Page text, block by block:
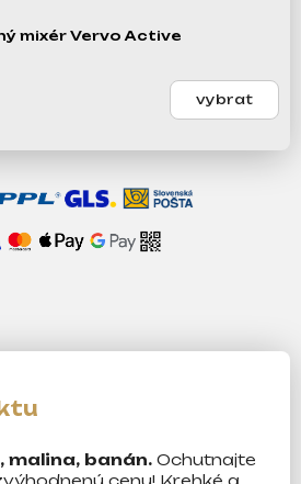
mixér Vervo Active
malina, banán. Ochutnajte
cenu! Krehké a